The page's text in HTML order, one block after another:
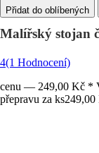
Malířský stojan
4(1 Hodnocení)
cenu — 249,00 Kč *
přepravu za ks249,00